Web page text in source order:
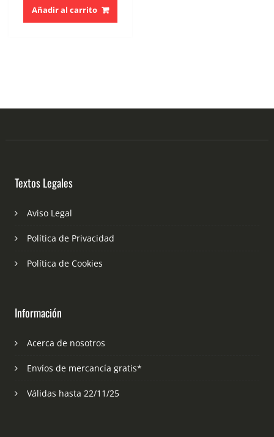
Añadir al carrito
Textos Legales
Aviso Legal
Política de Privacidad
Política de Cookies
Información
Acerca de nosotros
Envíos de mercancía gratis*
Válidas hasta 22/11/25